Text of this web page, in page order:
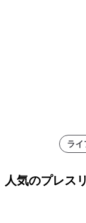
ライ
人気のプレス